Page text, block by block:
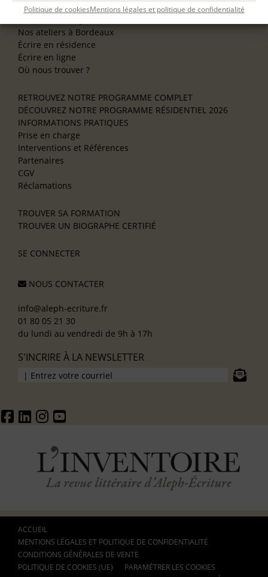
Politique de cookiesMentions légales et politique de confidentialité
Nos ateliers à Paris
Nos ateliers à Bordeaux
Écrire en résidence
Écrire en ligne
Où nous trouver ?
RETROUVEZ NOTRE PROGRAMME COMPLET
DÉCOUVREZ NOTRE PROGRAMME RÉSIDENTIEL 2026
INFORMATIONS PRATIQUES
Prise en charge
Interventions et Références
Partenaires
CGV
Réclamations
TROUVER SA FORMATION
TROUVER UN BIOGRAPHE CERTIFIÉ
SE CONNECTER
NOUS CONTACTER
info@aleph-ecriture.fr
01 80 05 21 30
du lundi au vendredi de 9h à 17h
S'INCRIRE À LA NEWSLETTER
ACCUEIL
MENTIONS LÉGALES ET POLITIQUE DE CONFIDENTIALITÉ
CONDITIONS GÉNÉRALES DE VENTE
POLITIQUE DE COOKIES (UE)
PARAMÉTRER LES COOKIES